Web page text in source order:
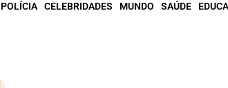
POLÍCIA CELEBRIDADES MUNDO SAÚDE